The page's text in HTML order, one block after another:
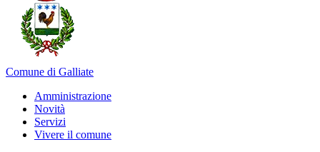
Comune di Galliate
Amministrazione
Novità
Servizi
Vivere il comune